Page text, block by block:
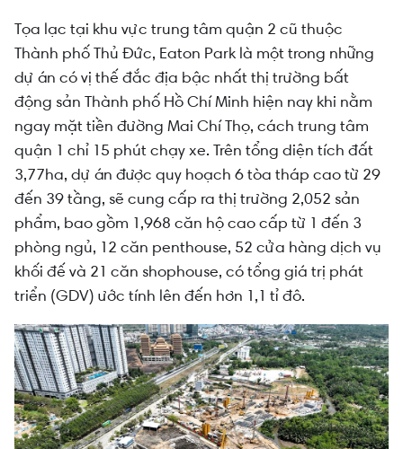
Tọa lạc tại khu vực trung tâm quận 2 cũ thuộc
Thành phố Thủ Đức, Eaton Park là một trong những
dự án có vị thế đắc địa bậc nhất thị trường bất
động sản Thành phố Hồ Chí Minh hiện nay khi nằm
ngay mặt tiền đường Mai Chí Thọ, cách trung tâm
quận 1 chỉ 15 phút chạy xe. Trên tổng diện tích đất
3,77ha, dự án được quy hoạch 6 tòa tháp cao từ 29
đến 39 tầng, sẽ cung cấp ra thị trường 2,052 sản
phẩm, bao gồm 1,968 căn hộ cao cấp từ 1 đến 3
phòng ngủ, 12 căn penthouse, 52 cửa hàng dịch vụ
khối đế và 21 căn shophouse, có tổng giá trị phát
triển (GDV) ước tính lên đến hơn 1,1 tỉ đô.